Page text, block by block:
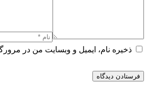
ذخیره نام، ایمیل و وبسایت من در